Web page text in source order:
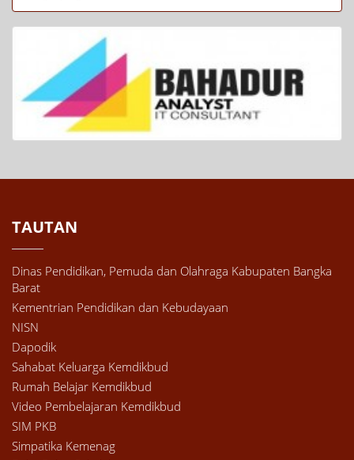
TAUTAN
Dinas Pendidikan, Pemuda dan Olahraga Kabupaten Bangka
Barat
Kementrian Pendidikan dan Kebudayaan
NISN
Dapodik
Sahabat Keluarga Kemdikbud
Rumah Belajar Kemdikbud
Video Pembelajaran Kemdikbud
SIM PKB
Simpatika Kemenag